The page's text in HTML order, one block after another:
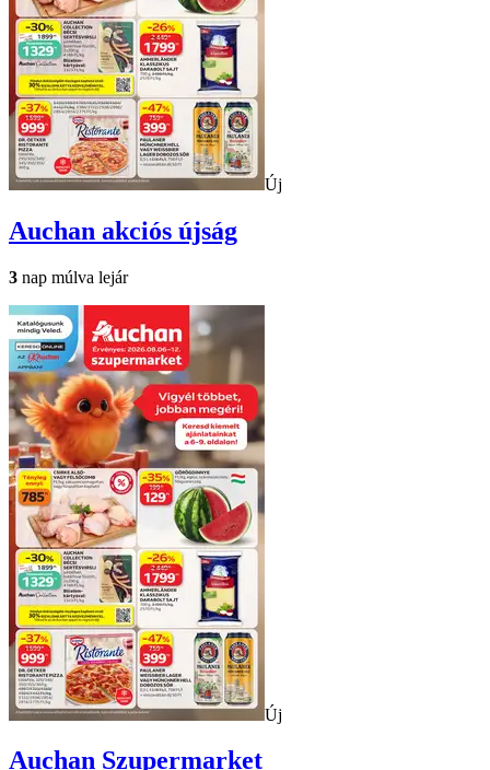
Új
Auchan akciós újság
3 nap múlva lejár
Új
Auchan Szupermarket